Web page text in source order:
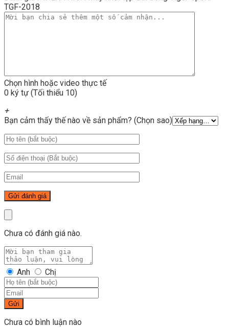
TGF-2018
Chọn hình hoặc video thực tế
0 ký tự (Tối thiểu 10)
+
Bạn cảm thấy thế nào về sản phẩm? (Chọn sao)
Chưa có đánh giá nào.
Anh Chị
Gửi
Chưa có bình luận nào